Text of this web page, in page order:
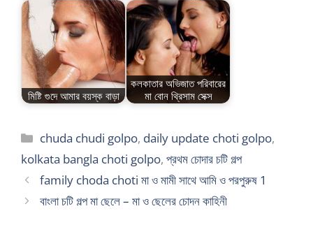
মিষ্টি গুদে আমার বয়স্ক বাড়া
কলকাতার অভিজাত পরিবারের
মা বোন থ্রিসাম সেক্স
Categories
chuda chudi golpo, daily update choti golpo,
kolkata bangla choti golpo, প্রথম চোদার চটি গল্প
family choda choti মা ও মামী সাথে আমি ও পরপুরুষ 1
বাংলা চটি গল্প মা ছেলে – মা ও ছেলের চোদন কাহিনী